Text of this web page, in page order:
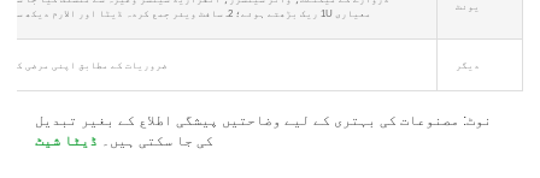
یونٹ
معیاری 1U ریک بڑھتے ہوئے؛ 2. سافٹ ویئر جمع کردہ ڈیٹا اور الارم دیکھ سکتا ہے۔
دیگر ضروریات کے مطابق اپنی مرضی کے
نوٹ: مصنوعات کی بہتری کے لیے وضاحتیں پیشگی اطلاع کے بغیر تبدیل
کی جا سکتی ہیں۔ ڈیٹا شیٹ